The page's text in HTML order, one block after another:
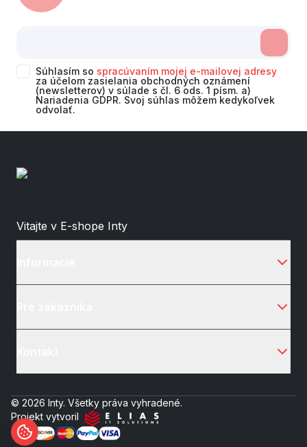
Súhlasím so spracúvaním mojej e-mailovej adresy
za účelom zasielania obchodných oznámení
(newsletterov) v súlade s čl. 6 ods. 1 písm. a)
Nariadenia GDPR. Svoj súhlas môžem kedykoľvek
odvolať.
Vitajte v E-shope Inty
© 2026 Inty. Všetky práva vyhradené.
Projekt vytvoril